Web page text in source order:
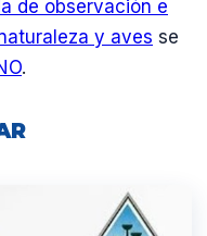
de observación e
y aves se
.